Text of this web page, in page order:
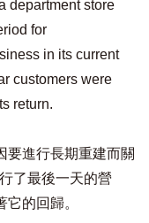
department store
for
in its current
customers were
return.
要進行長期重建而關
了最後一天的營
的回歸。